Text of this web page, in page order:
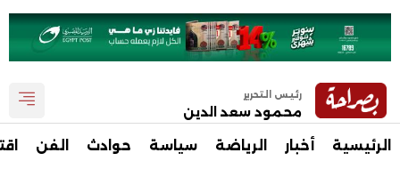
رئيس التحرير
محمود سعد الدين
الرئيسية أخبار الرياضة سياسة حوادث الفن